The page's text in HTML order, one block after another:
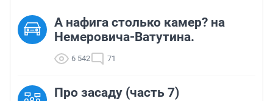
А нафига столько камер? на
Немеровича-Ватутина.
6 542 71
Про засаду (часть 7)